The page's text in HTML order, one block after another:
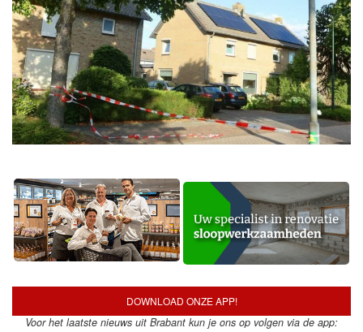
DOWNLOAD ONZE APP!
Voor het laatste nieuws uit Brabant kun je ons op volgen via de app: